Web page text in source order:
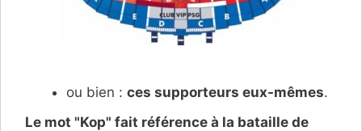
ou bien : ces supporteurs eux-mêmes.
Le mot "Kop" fait référence à la bataille de